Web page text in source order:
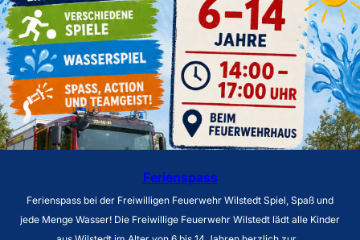
Ferienspass
Ferienspass bei der Freiwilligen Feuerwehr Wilstedt Spiel, Spaß und
jede Menge Wasser! Die Freiwillige Feuerwehr Wilstedt lädt alle Kinder